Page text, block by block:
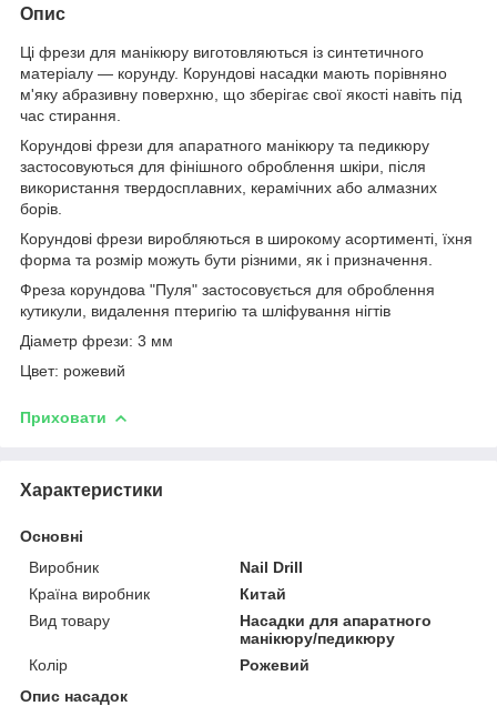
Опис
Ці фрези для манікюру виготовляються із синтетичного
матеріалу — корунду. Корундові насадки мають порівняно
м'яку абразивну поверхню, що зберігає свої якості навіть під
час стирання.
Корундові фрези для апаратного манікюру та педикюру
застосовуються для фінішного оброблення шкіри, після
використання твердосплавних, керамічних або алмазних
борів.
Корундові фрези виробляються в широкому асортименті, їхня
форма та розмір можуть бути різними, як і призначення.
Фреза корундова "Пуля" застосовується для оброблення
кутикули, видалення птеригію та шліфування нігтів
Діаметр фрези: 3 мм
Цвет: рожевий
Приховати
Характеристики
Основні
Виробник
Nail Drill
Країна виробник
Китай
Вид товару
Насадки для апаратного
манікюру/педикюру
Колір
Рожевий
Опис насадок